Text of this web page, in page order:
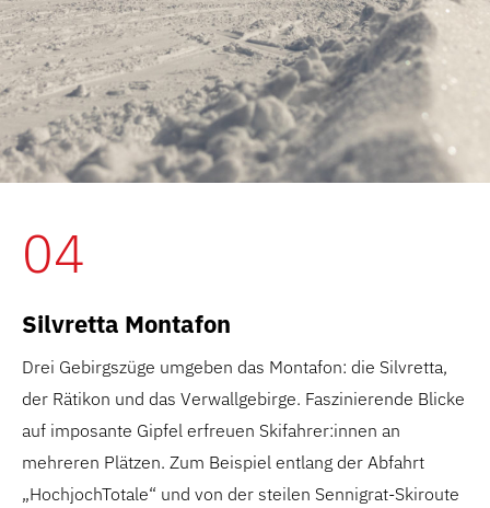
04
Silvretta Montafon
Drei Gebirgszüge umgeben das Montafon: die Silvretta,
der Rätikon und das Verwallgebirge. Faszinierende Blicke
auf imposante Gipfel erfreuen Skifahrer:innen an
mehreren Plätzen. Zum Beispiel entlang der Abfahrt
„HochjochTotale“ und von der steilen Sennigrat-Skiroute